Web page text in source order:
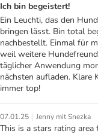
Ich bin begeistert!
Ein Leuchti, das den
bringen lässt. Bin total
nachbestellt. Einmal für
weil weitere
täglicher Anwendung
nächsten aufladen. Klare
immer top!
07.01.25 | Jenny mit Snezka
This is a stars rating